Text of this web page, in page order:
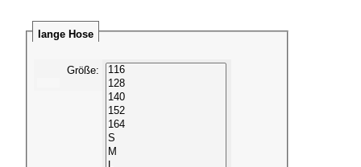
lange Hose
Größe: